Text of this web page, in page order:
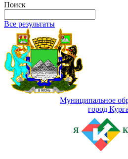
Поиск
Все результаты
Муниципальное
город
Я